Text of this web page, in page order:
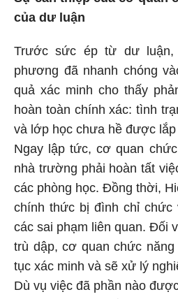
của dư luận
Trước sức ép từ dư luận,
phương đã nhanh chóng
quả xác minh cho thấy
hoàn toàn chính xác: tình
và lớp học chưa hề được lắp
Ngay lập tức, cơ quan
nhà trường phải hoàn tất
các phòng học. Đồng thời,
chính thức bị đình chỉ chức
các sai phạm liên quan. Đối
trù dập, cơ quan chức
tục xác minh và sẽ xử lý
Dù vụ việc đã phần nào